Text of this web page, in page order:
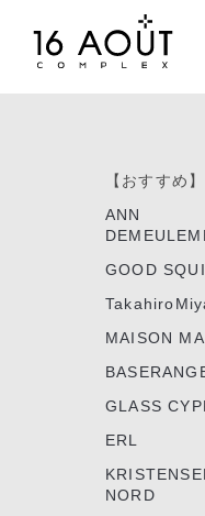
【おすすめ】
ANN
GOOD
MAISON
GLASS
ERL
NORD